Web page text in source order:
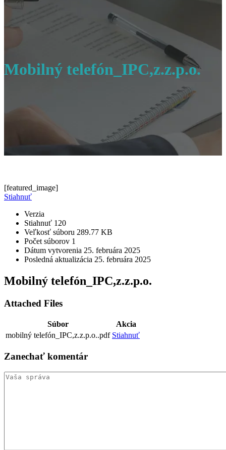
Mobilný telefón_IPC,z.z.p.o.
[featured_image]
Stiahnuť
Verzia
Stiahnuť 120
Veľkosť súboru 289.77 KB
Počet súborov 1
Dátum vytvorenia 25. februára 2025
Posledná aktualizácia 25. februára 2025
Mobilný telefón_IPC,z.z.p.o.
Attached Files
Súbor
Akcia
mobilný telefón_IPC,z.z.p.o..pdf Stiahnuť
Zanechať komentár